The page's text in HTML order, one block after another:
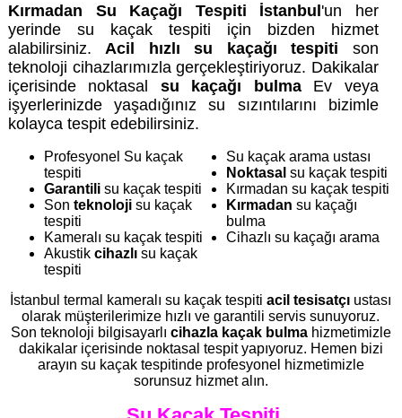
Kırmadan Su Kaçağı Tespiti İstanbul'un her
yerinde su kaçak tespiti için bizden hizmet
alabilirsiniz. Acil hızlı su kaçağı tespiti son
teknoloji cihazlarımızla gerçekleştiriyoruz. Dakikalar
içerisinde noktasal su kaçağı bulmaEv veya
işyerlerinizde yaşadığınız su sızıntılarını bizimle
kolayca tespit edebilirsiniz.
Profesyonel Su kaçak
tespiti
Garantilisu kaçak tespiti
Son teknolojisu kaçak
tespiti
Kameralı su kaçak tespiti
Akustik cihazlısu kaçak
tespiti
Su kaçak arama ustası
Noktasal su kaçak tespiti
Kırmadan su kaçak tespiti
Kırmadan su kaçağı
bulma
Cihazlı su kaçağı arama
İstanbul termal kameralı su kaçak tespitiacil tesisatçı ustası
olarak müşterilerimize hızlı ve garantili servis sunuyoruz.
Son teknoloji bilgisayarlı cihazla kaçak bulmahizmetimizle
dakikalar içerisinde noktasal tespit yapıyoruz. Hemen bizi
arayın su kaçak tespitinde profesyonel hizmetimizle
sorunsuz hizmet alın.